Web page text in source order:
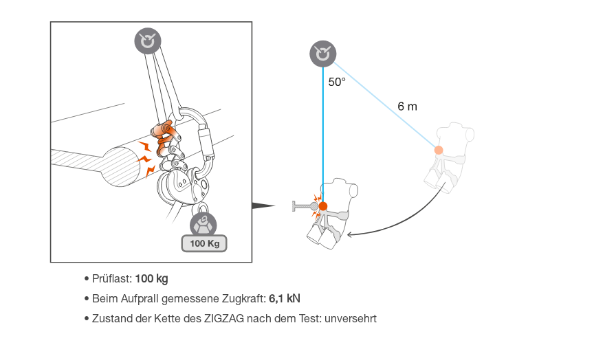
Prüflast: 100 kg
Beim Aufprall gemessene Zugkraft: 6,1 kN
Zustand der Kette des ZIGZAG nach dem Test: unversehrt